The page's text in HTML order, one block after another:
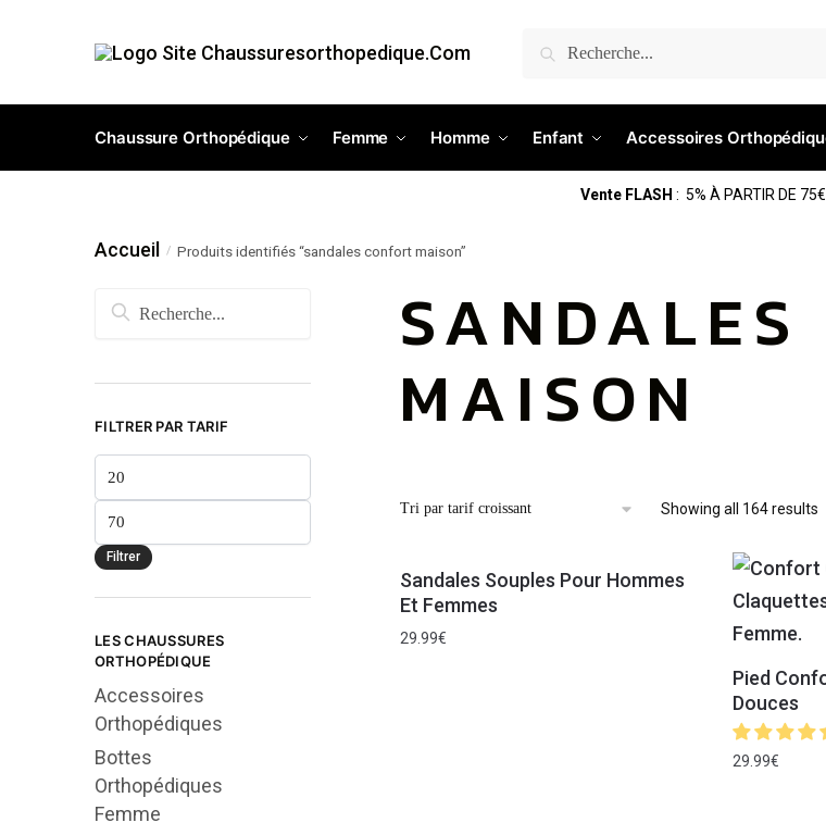
Recherche
Chaussure Orthopédique Femme Homme Enfant Accessoires
Vente FLASH : 5% À PARTIR DE
Accueil / Produits identifiés “sandales confort maison”
SANDALES
MAISON
Showing all 164 results
Sandales Souples Pour Hommes
Et Femmes
29.99€
Pied
Douces
29.99€
FILTRER PAR TARIF
Filtrer
LES CHAUSSURES
ORTHOPÉDIQUE
Accessoires
Orthopédiques
Bottes
Orthopédiques
Femme